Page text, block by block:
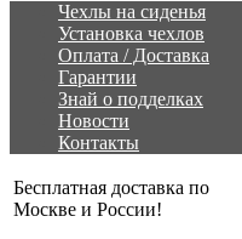
Чехлы на сиденья
Установка чехлов
Оплата / Доставка
Гарантии
Знай о подделках
Новости
Контакты
Бесплатная доставка по
Москве и России!